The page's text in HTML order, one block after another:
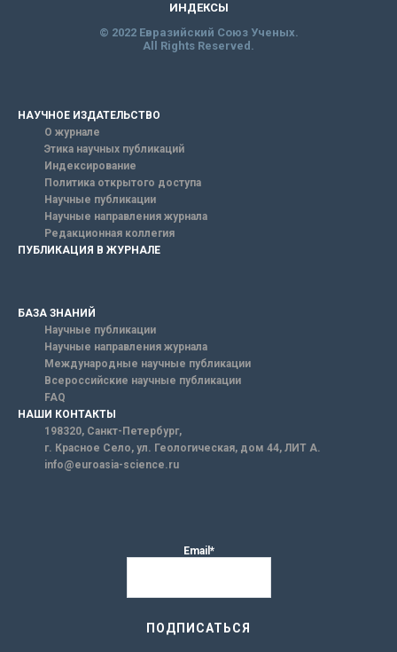
ИНДЕКСЫ
© 2022 Евразийский Союз Ученых.
All Rights Reserved.
НАУЧНОЕ ИЗДАТЕЛЬСТВО
О журнале
Этика научных публикаций
Индексирование
Политика открытого доступа
Научные публикации
Научные направления журнала
Редакционная коллегия
ПУБЛИКАЦИЯ В ЖУРНАЛЕ
БАЗА ЗНАНИЙ
Научные публикации
Научные направления журнала
Международные научные публикации
Всероссийские научные публикации
FAQ
НАШИ КОНТАКТЫ
198320, Санкт-Петербург,
г. Красное Село, ул. Геологическая, дом 44, ЛИТ А.
info@euroasia-science.ru
Email*